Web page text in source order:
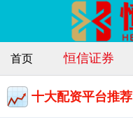
首页 恒信证券
十大配资平台推荐